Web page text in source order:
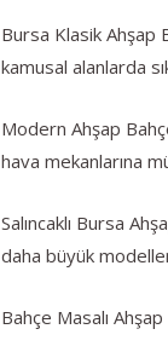
Bursa Klasik Ahşap
kamusal alanlarda
Modern Ahşap
hava mekanlarına
Salıncaklı Bursa
daha büyük
Bahçe Masalı